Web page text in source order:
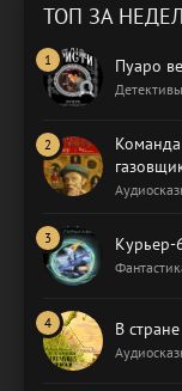
ТОП ЗА
Пуаро
Курьер-
В